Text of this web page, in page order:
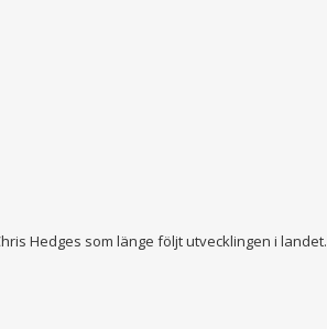
Hedges som länge följt utvecklingen i landet.